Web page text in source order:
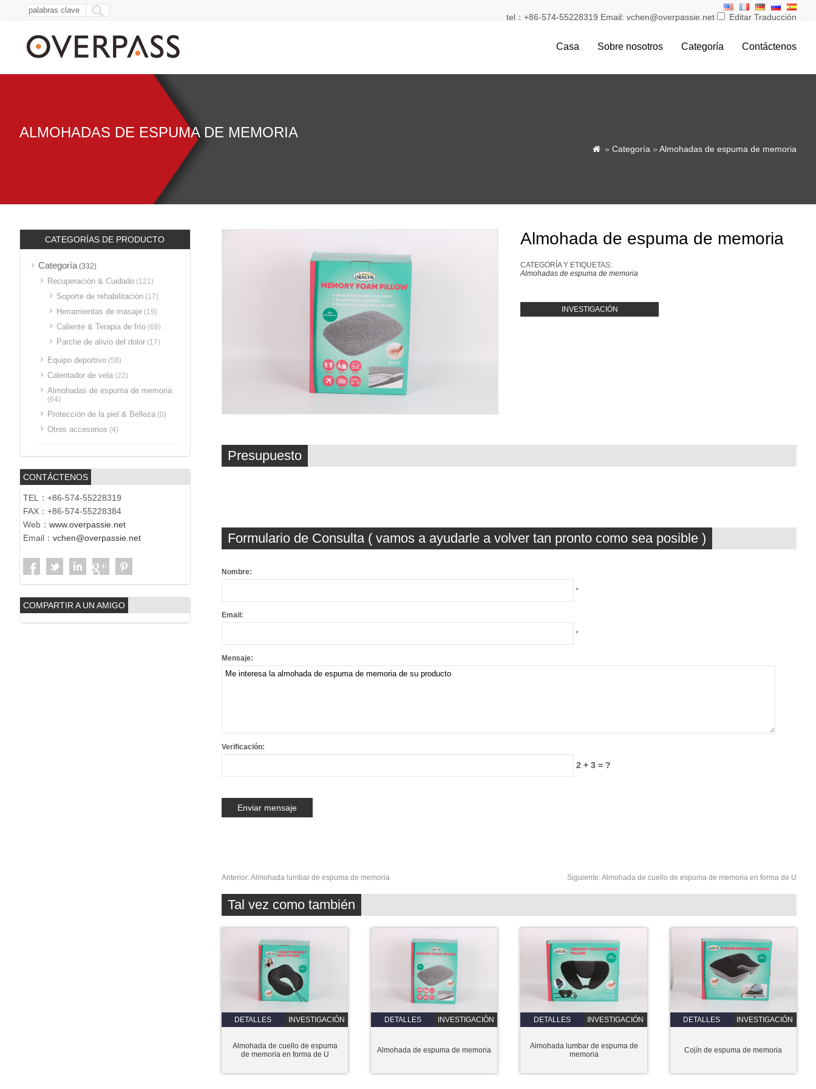
tel：+86-574-55228319 Email: vchen@overpassie.net Editar Traducción
Casa Sobre nosotros Categoría Contáctenos
ALMOHADAS DE ESPUMA DE MEMORIA
 » Categoría » Almohadas de espuma de memoria
Almohada de espuma de memoria
CATEGORÍA Y ETIQUETAS:
Almohadas de espuma de memoria
INVESTIGACIÓN
Presupuesto
Formulario de Consulta ( vamos a ayudarle a volver tan pronto como sea posible )
Nombre:
*
Email:
*
Mensaje:
Verificación:
2 + 3 = ?
Anterior:Almohada lumbar de espuma de memoria Siguiente:Almohada de cuello de espuma de memoria en forma de U
Tal vez como también
DETALLES INVESTIGACIÓN
Almohada de cuello de espuma
de memoria en forma de U
DETALLES INVESTIGACIÓN
Almohada de espuma de memoria
DETALLES INVESTIGACIÓN
Almohada lumbar de espuma de
memoria
DETALLES INVESTIGACIÓN
Cojín de espuma de memoria
CATEGORÍAS DE PRODUCTO
Categoría(332)
Recuperación & Cuidado (121)
Soporte de rehabilitación (17)
Herramientas de masaje (19)
Caliente & Terapia de frío (68)
Parche de alivio del dolor (17)
Equipo deportivo (58)
Calentador de vela (22)
Almohadas de espuma de memoria
(64)
Protección de la piel & Belleza (0)
Otros accesorios (4)
CONTÁCTENOS
TEL：+86-574-55228319
FAX：+86-574-55228384
Web： www.overpassie.net
Email： vchen@overpassie.net
COMPARTIR A UN AMIGO